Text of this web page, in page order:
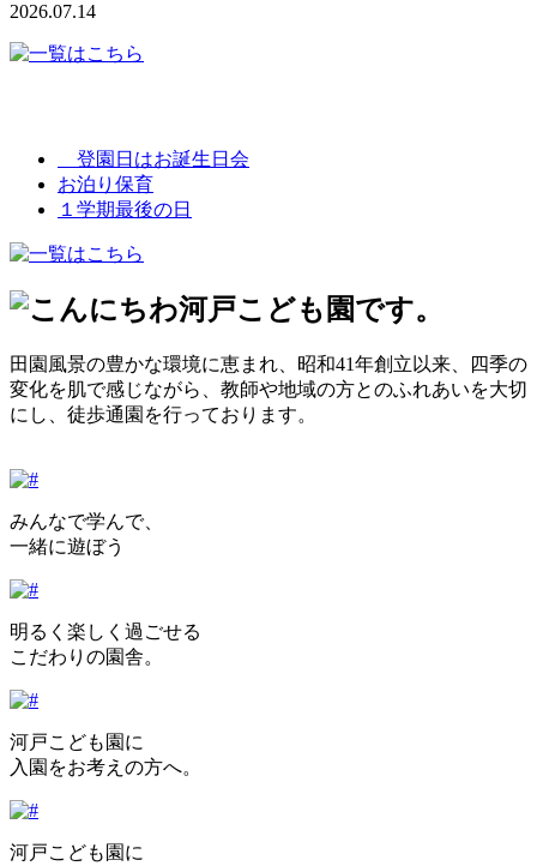
2026.07.14
登園日はお誕生日会
お泊り保育
１学期最後の日
田園風景の豊かな環境に恵まれ、昭和41年創立以来、四季の
変化を肌で感じながら、教師や地域の方とのふれあいを大切
にし、徒歩通園を行っております。
みんなで学んで、
一緒に遊ぼう
明るく楽しく過ごせる
こだわりの園舎。
河戸こども園に
入園をお考えの方へ。
河戸こども園に